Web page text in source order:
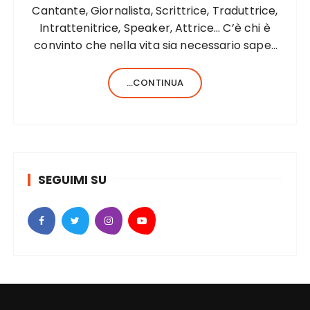
Cantante, Giornalista, Scrittrice, Traduttrice,
Intrattenitrice, Speaker, Attrice… C’è chi è
convinto che nella vita sia necessario saper
forse anche perché aiutato da una fortunata
formula del codice genetico, di cose ne…
...CONTINUA
SEGUIMI SU